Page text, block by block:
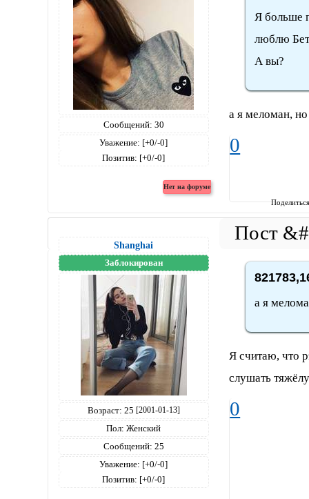
Сообщений: 30
Уважение: [+0/-0]
Позитив: [+0/-0]
Я больше
люблю
А вы?
а я меломан,
0
Shanghai
Заблокирован
Возраст: 25 [2001-01-13]
Пол: Женский
Сообщений: 25
Уважение: [+0/-0]
Позитив: [+0/-0]
а я
Я считаю, что
слушать
0